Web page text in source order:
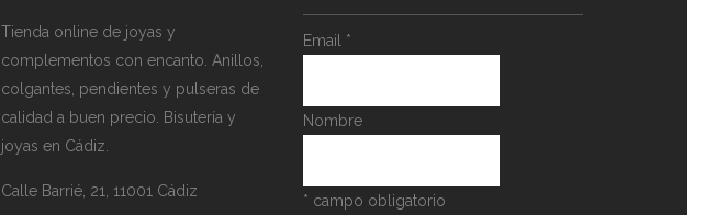
Tienda online de joyas y
complementos con encanto. Anillos,
colgantes, pendientes y pulseras de
calidad a buen precio. Bisutería y
joyas en Cádiz.
Calle Barrié, 21, 11001 Cádiz
Email *
Nombre
* campo obligatorio